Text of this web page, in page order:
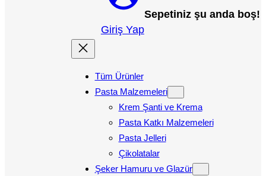
Giriş Yap
Sepetiniz şu anda boş!
Tüm Ürünler
Pasta Malzemeleri
Krem Şanti ve Krema
Pasta Katkı Malzemeleri
Pasta Jelleri
Çikolatalar
Şeker Hamuru ve Glazür